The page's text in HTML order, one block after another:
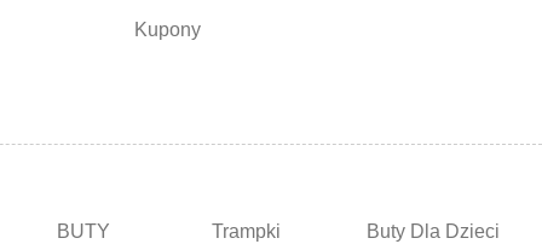
Kupony
BUTY
Trampki
Buty Dla Dzieci